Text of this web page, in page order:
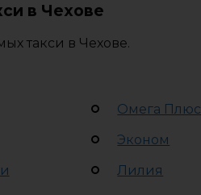
в Чехове
такси в Чехове.
Омега Плюс
Эконом
Лилия